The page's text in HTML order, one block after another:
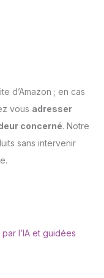
d’Amazon ; en cas
vous adresser
concerné. Notre
sans intervenir
l’IA et guidées